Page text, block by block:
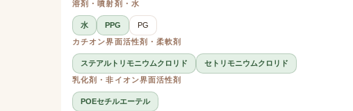
溶剤・噴射剤・水
水 PPG
PG
カチオン界面活性剤・柔軟剤
ステアルトリモニウムクロリド
セトリモニウムクロリド
乳化剤・非イオン界面活性剤
POEセチルエーテル